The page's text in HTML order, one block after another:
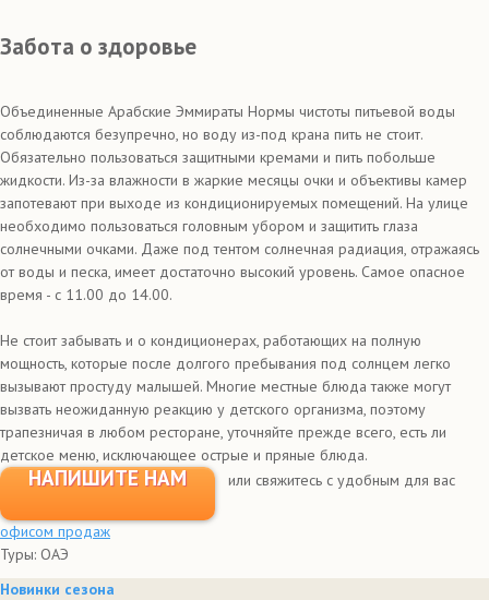
Забота о здоровье
Объединенные Арабские Эммираты Нормы чистоты питьевой воды
соблюдаются безупречно, но воду из-под крана пить не стоит.
Обязательно пользоваться защитными кремами и пить побольше
жидкости. Из-за влажности в жаркие месяцы очки и объективы камер
запотевают при выходе из кондиционируемых помещений. На улице
необходимо пользоваться головным убором и защитить глаза
солнечными очками. Даже под тентом солнечная радиация, отражаясь
от воды и песка, имеет достаточно высокий уровень. Самое опасное
время - с 11.00 до 14.00.
Не стоит забывать и о кондиционерах, работающих на полную
мощность, которые после долгого пребывания под солнцем легко
вызывают простуду малышей. Многие местные блюда также могут
вызвать неожиданную реакцию у детского организма, поэтому
трапезничая в любом ресторане, уточняйте прежде всего, есть ли
детское меню, исключающее острые и пряные блюда.
НАПИШИТЕ НАМ или свяжитесь с удобным для вас
офисом продаж
Туры: ОАЭ
Новинки сезона